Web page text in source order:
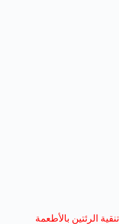
تنقية الرئتين بالأطعمة